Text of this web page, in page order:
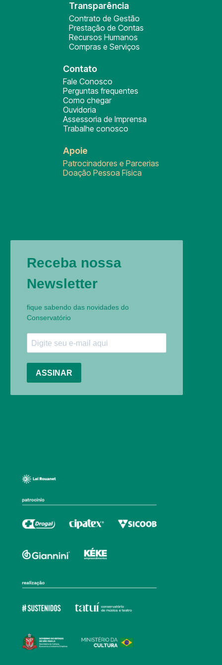
Transparência
Contrato de Gestão
Prestação de Contas
Recursos Humanos
Compras e Serviços
Contato
Fale Conosco
Perguntas frequentes
Como chegar
Ouvidoria
Assessoria de Imprensa
Trabalhe conosco
Apoie
Patrocinadores e Parcerias
Doação Pessoa Física